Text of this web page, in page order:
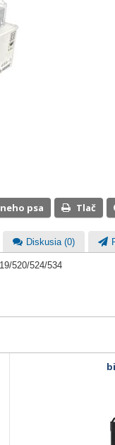
psa Tlač
Diskusia (0)
520/524/534